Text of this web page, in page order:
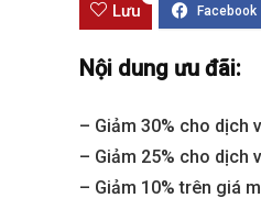
Lưu
Nội dung ưu đãi:
– Giảm 30% cho dịch
– Giảm 25% cho dịch
– Giảm 10% trên giá